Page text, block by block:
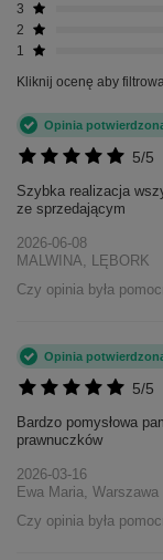
3
2
1
Kliknij ocenę aby
5/5
Opinia
Szybka realizacja
ze sprzedającym
2026-06-08
MALWINA, LĘBORK
Czy opinia była
5/5
Opinia
Bardzo pomysłowa
prawnuczków
2026-03-16
Ewa Maria, Warszawa
Czy opinia była